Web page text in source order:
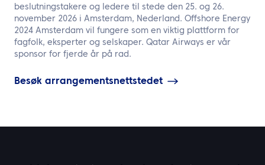
beslutningstakere og ledere til stede den 25. og 26.
november 2026 i Amsterdam, Nederland. Offshore Energy
2024 Amsterdam vil fungere som en viktig plattform for
fagfolk, eksperter og selskaper. Qatar Airways er vår
sponsor for fjerde år på rad.
Besøk arrangementsnettstedet